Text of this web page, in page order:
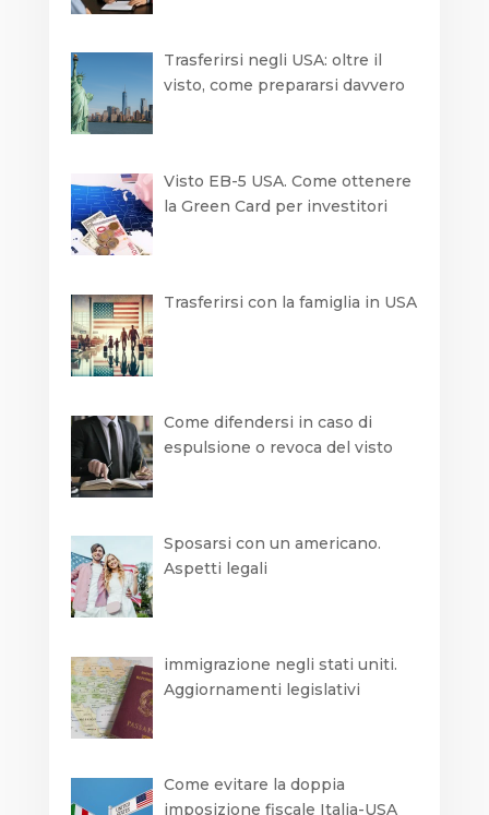
Trasferirsi negli USA: oltre il
visto, come prepararsi davvero
Visto EB-5 USA. Come ottenere
la Green Card per investitori
Trasferirsi con la famiglia in USA
Come difendersi in caso di
espulsione o revoca del visto
Sposarsi con un americano.
Aspetti legali
immigrazione negli stati uniti.
Aggiornamenti legislativi
Come evitare la doppia
imposizione fiscale Italia-USA